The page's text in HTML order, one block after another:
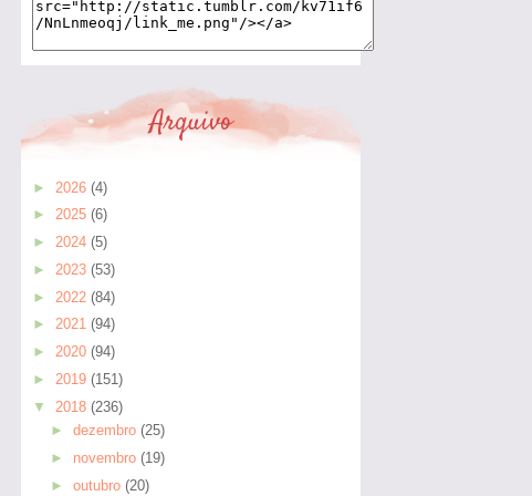
Arquivo
► 2026 (4)
► 2025 (6)
► 2024 (5)
► 2023 (53)
► 2022 (84)
► 2021 (94)
► 2020 (94)
► 2019 (151)
▼
2018 (236)
► dezembro (25)
► novembro (19)
► outubro (20)